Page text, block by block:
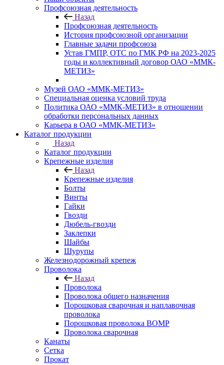
Профсоюзная деятельность
Назад
Профсоюзная деятельность
История профсоюзной организации
Главные задачи профсоюза
Устав ГМПР, ОТС по ГМК РФ на 2023-2025
годы и коллективный договор ОАО «ММК-
МЕТИЗ»
Музей ОАО «ММК-МЕТИЗ»
Специальная оценка условий труда
Политика ОАО «ММК-МЕТИЗ» в отношении
обработки персональных данных
Карьера в ОАО «ММК-МЕТИЗ»
Каталог продукции
Назад
Каталог продукции
Крепежные изделия
Назад
Крепежные изделия
Болты
Винты
Гайки
Гвозди
Дюбель-гвозди
Заклепки
Шайбы
Шурупы
Железнодорожный крепеж
Проволока
Назад
Проволока
Проволока общего назначения
Порошковая сварочная и наплавочная
проволока
Порошковая проволока ВОМР
Проволока сварочная
Канаты
Сетка
Прокат